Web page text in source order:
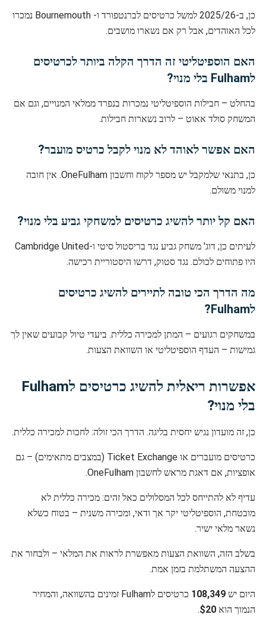
כן, ב-2025/26 למשל כרטיסים לברנטפורד ו- Bournemouth נמכרו
לכל האוהדים, אבל רק אם נשארו מושבים.
האם הוספיטליטי זה הדרך הקלה ביותר לכרטיסים
לFulham בלי מנוי?
בהחלט – חבילות הוספיטליטי נמכרות בנפרד ממלאי המנויים, וגם אם
המשחק סולד אאוט – לרוב נשארות חבילות.
האם אפשר לאוהד לא מנוי לקבל כרטיס מועבר?
כן, בתנאי שלמקבל יש מספר לקוח וחשבון OneFulham. אין חובה
למנוי משולם.
האם קל יותר להשיג כרטיסים למשחקי גביע בלי מנוי?
לעיתים כן; דוג' משחק גביע נגד בריסטול סיטי ו-Cambridge United
היו פתוחים לכולם. נגד סטוק, דרשו היסטוריית רכישה.
מה הדרך הכי טובה לתיירים להשיג כרטיסים
לFulham?
במשחקים רגועים – המתן למכירה כללית. ביעדי טיול קבועים שאין לך
גמישות – העדף הוספיטליטי או השוואת הצעות.
אפשרות ריאלית להשיג כרטיסים לFulham
בלי מנוי?
כן, זה מועדון נגיש יחסית בליגה. הדרך הכי זולה: לחכות למכירה כללית.
כרטיסים מועברים או Ticket Exchange (במצבים מתאימים) – גם
אופציות, אם דאגת מראש לחשבון OneFulham.
עדיף לא להתייחס לכל המסלולים כאל זהים: מכירה כללית לא
מובטחת, הוספיטליטי יקר אך ודאי, ומכירה משנית – בטוח כשלא
נשאר מלאי ישיר.
בשלב הזה, השוואת הצעות מאפשרת לראות את המלאי – ולבחור את
ההצעה המשתלמת בזמן אמת.
היום יש 108,349
כרטיסים לFulham זמינים בהשוואה, והמחיר
הנמוך הוא $20
.